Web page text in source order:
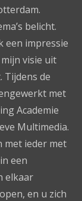
belicht.
een impressie
visie uit
Tijdens de
met
Academie
Multimedia.
met ieder met
een
elkaar
en u zich